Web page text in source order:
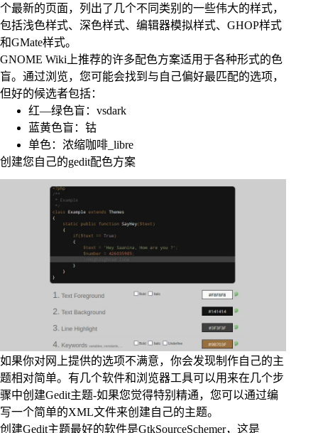
个最新的页面，列出了几个不同类别的一些伟大的样式，
包括浅色样式、深色样式、编辑器模拟样式、GHOP样式
和GMate样式。
GNOME Wiki上推荐的许多配色方案适用于各种形式的色
盲。通过浏览，您可能会找到与自己偏好最匹配的选项，
但好的候选者包括：
红—绿色盲：vsdark
蓝黄色盲：钴
单色：浓缩咖啡_libre
创建您自己的gedit配色方案
如果你对网上提供的选项不满意，你会发现制作自己的主
题相对简单。有几个软件和浏览器工具可以用来在几个步
骤中创建Gedit主题-如果您觉得特别精通，您可以通过编
写一个简单的XML文件来创建自己的主题。
创建Gedit主题最好的软件是GtkSourceSchemer，这是